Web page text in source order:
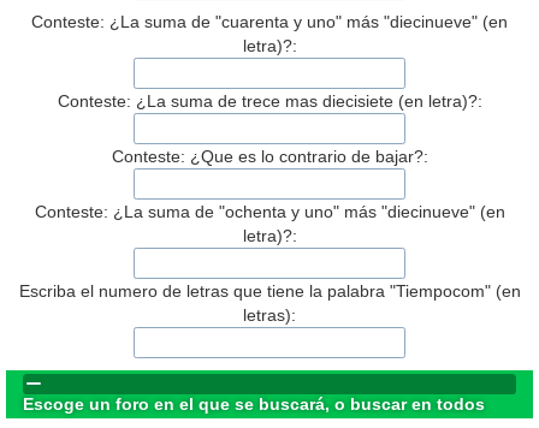
Conteste: ¿La suma de "cuarenta y uno" más "diecinueve" (en
letra)?:
Conteste: ¿La suma de trece mas diecisiete (en letra)?:
Conteste: ¿Que es lo contrario de bajar?:
Conteste: ¿La suma de "ochenta y uno" más "diecinueve" (en
letra)?:
Escriba el numero de letras que tiene la palabra "Tiempocom" (en
letras):
Escoge un foro en el que se buscará, o buscar en todos